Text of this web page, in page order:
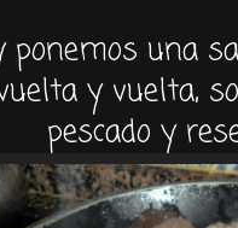
ponemos una
y vuelta,
pescado y